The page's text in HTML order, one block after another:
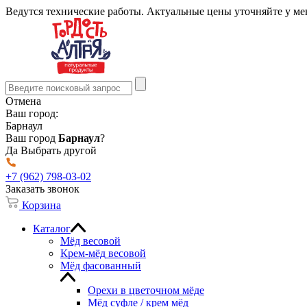
Ведутся технические работы. Актуальные цены уточняйте у
Отмена
Ваш город:
Барнаул
Ваш город Барнаул?
Да Выбрать другой
+7 (962) 798-03-02
Заказать звонок
Корзина
Каталог
Мёд весовой
Крем-мёд весовой
Мёд фасованный
Орехи в цветочном мёде
Мёд суфле / крем мёд